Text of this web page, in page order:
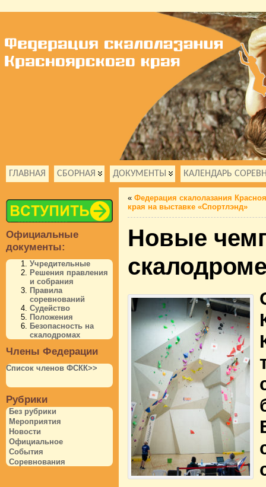
ГЛАВНАЯ СБОРНАЯ ДОКУМЕНТЫ КАЛЕНДАРЬ
Официальные
документы:
Учредительные
Решения правления
и собрания
Правила
соревнований
Судейство
Положения
Безопасность на
скалодромах
Члены Федерации
Список членов ФСКК>>
Рубрики
Без рубрики
Мероприятия
Новости
Официальное
События
Соревнования
« Федерация скалолазания
края на выставке «Спортлэнд»
Новые